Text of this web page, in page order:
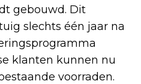
gebouwd. Dit
slechts één jaar na
klanten kunnen nu
voorraden.